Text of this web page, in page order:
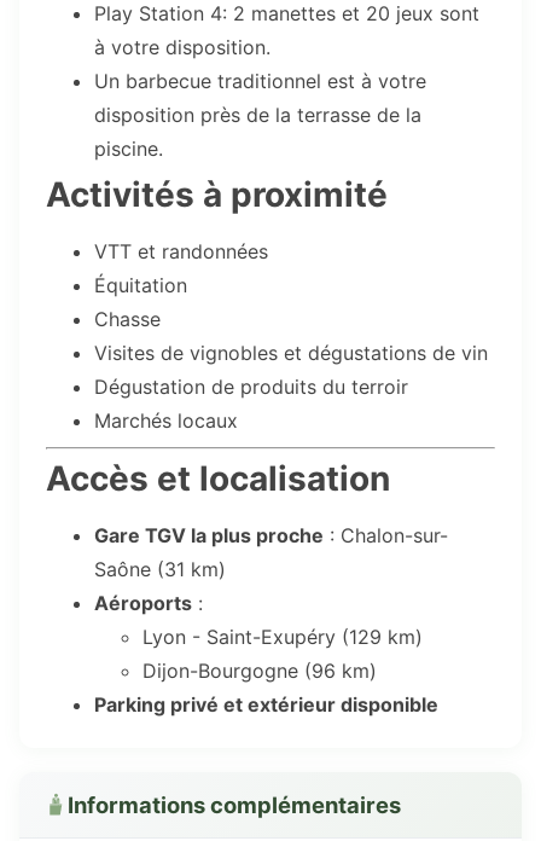
Play Station 4: 2 manettes et 20 jeux sont
à votre disposition.
Un barbecue traditionnel est à votre
disposition près de la terrasse de la
piscine.
Activités à proximité
VTT et randonnées
Équitation
Chasse
Visites de vignobles et dégustations de vin
Dégustation de produits du terroir
Marchés locaux
Accès et localisation
Gare TGV la plus proche : Chalon-sur-
Saône (31 km)
Aéroports :
Lyon - Saint-Exupéry (129 km)
Dijon-Bourgogne (96 km)
Parking privé et extérieur disponible
Informations complémentaires